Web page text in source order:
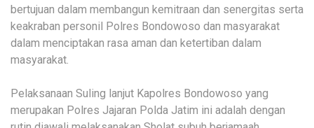
bertujuan dalam membangun kemitraan dan senergitas serta
keakraban personil Polres Bondowoso dan masyarakat
dalam menciptakan rasa aman dan ketertiban dalam
masyarakat.
Pelaksanaan Suling lanjut Kapolres Bondowoso yang
merupakan Polres Jajaran Polda Jatim ini adalah dengan